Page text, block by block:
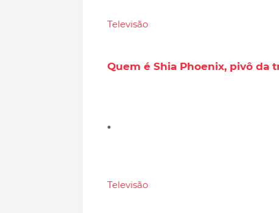
Televisão
Quem é Shia Phoenix, pivô da
Televisão